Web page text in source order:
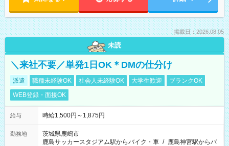
掲載日：2026.08.05
未読
＼来社不要／単発1日OK＊DMの仕分け
派遣 職種未経験OK 社会人未経験OK 大学生歓迎
ブランクOK
WEB登録・面接OK
給与 時給1,500円～1,875円
勤務地
茨城県鹿嶋市
鹿島サッカースタジアム駅からバイク・車 / 鹿島神宮駅からバ